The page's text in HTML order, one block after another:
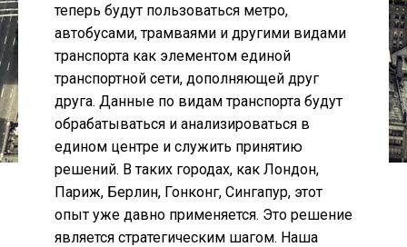
теперь будут пользоваться метро,
автобусами, трамваями и другими видами
транспорта как элементом единой
транспортной сети, дополняющей друг
друга. Данные по видам транспорта будут
обрабатываться и анализироваться в
едином центре и служить принятию
решений. В таких городах, как Лондон,
Париж, Берлин, Гонконг, Сингапур, этот
опыт уже давно применяется. Это решение
является стратегическим шагом. Наша